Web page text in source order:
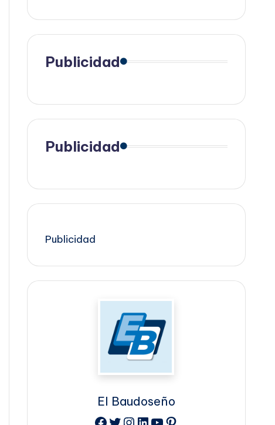
Publicidad
Publicidad
Publicidad
El Baudoseño